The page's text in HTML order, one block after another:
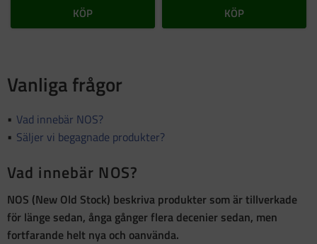
KÖP KÖP
Vanliga frågor
Vad innebär NOS?
Säljer vi begagnade produkter?
Vad innebär NOS?
NOS (New Old Stock) beskriva produkter som ärtillverkade
för länge sedan, ånga gånger flera decenier sedan, men
fortfarande helt nya och oanvända.